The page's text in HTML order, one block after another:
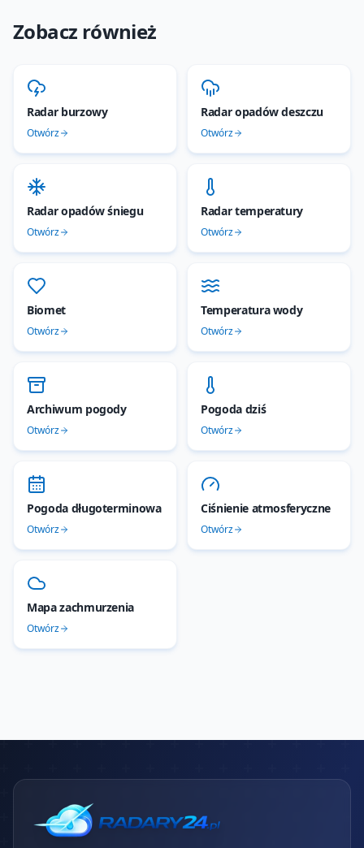
Zobacz również
Radar burzowy
Otwórz
Radar opadów deszczu
Otwórz
Radar opadów śniegu
Otwórz
Radar temperatury
Otwórz
Biomet
Otwórz
Temperatura wody
Otwórz
Archiwum pogody
Otwórz
Pogoda dziś
Otwórz
Pogoda długoterminowa
Otwórz
Ciśnienie atmosferyczne
Otwórz
Mapa zachmurzenia
Otwórz